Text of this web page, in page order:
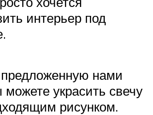
интерьер под
нами
можете украсить свечу
рисунком.